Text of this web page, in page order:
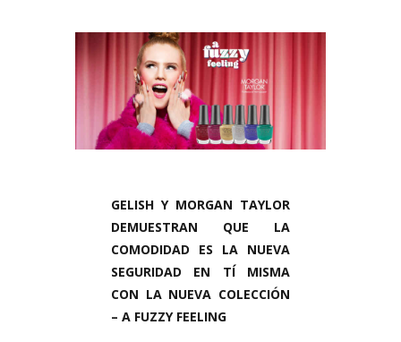
GELISH Y MORGAN TAYLOR
DEMUESTRAN QUE LA
COMODIDAD ES LA NUEVA
SEGURIDAD EN TÍ MISMA
CON LA NUEVA COLECCIÓN
– A FUZZY FEELING